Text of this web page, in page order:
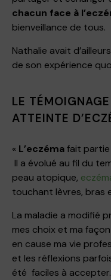
chacun face à
bienveillance de tous.
Nathalie avait
de son expérience
LE
ATTEINTE
« L’eczémafait partie
Il a évolué au fil du
peau atopique,
touchant lèvres, bras
La maladie a modifié
mes choix et ma
en cause ma vie
et les réflexions
été faciles à accepter.